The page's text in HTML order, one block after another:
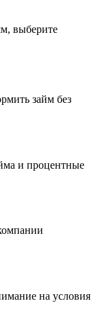
выберите
займ без
и процентные
на условия